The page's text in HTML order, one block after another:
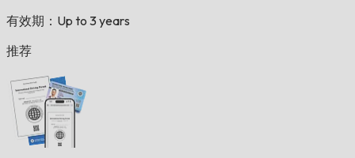
有效期：Up to 3 years
推荐